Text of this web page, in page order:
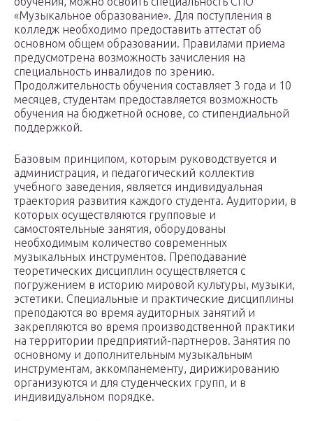
«Музыкальное образование». Для поступления в
колледж необходимо предоставить аттестат об
основном общем образовании. Правилами приема
предусмотрена возможность зачисления на
специальность инвалидов по зрению.
Продолжительность обучения составляет 3 года и 10
месяцев, студентам предоставляется возможность
обучения на бюджетной основе, со стипендиальной
поддержкой.
Базовым принципом, которым руководствуется и
администрация, и педагогический коллектив
учебного заведения, является индивидуальная
траектория развития каждого студента. Аудитории, в
которых осуществляются групповые и
самостоятельные занятия, оборудованы
необходимым количество современных
музыкальных инструментов. Преподавание
теоретических дисциплин осуществляется с
погружением в историю мировой культуры, музыки,
эстетики. Специальные и практические дисциплины
преподаются во время аудиторных занятий и
закрепляются во время производственной практики
на территории предприятий-партнеров. Занятия по
основному и дополнительным музыкальным
инструментам, аккомпанементу, дирижированию
организуются и для студенческих групп, и в
индивидуальном порядке.